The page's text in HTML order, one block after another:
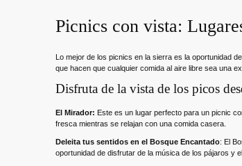
Picnics con vista:
Lo mejor de los picnics en la sierra es la oportunidad
que hacen que cualquier comida al aire libre sea una
Disfruta de la vista de los picos
El Mirador: Este es un lugar perfecto para un picnic
fresca mientras se relajan con una comida casera.
Deleita tus sentidos en el Bosque Encantado: El
oportunidad de disfrutar de la música de los pájaros y